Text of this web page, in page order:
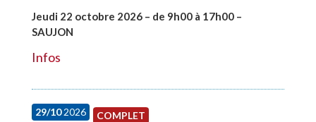
Jeudi 22 octobre 2026 – de 9h00 à 17h00 –
SAUJON
Infos
29/102026 COMPLET